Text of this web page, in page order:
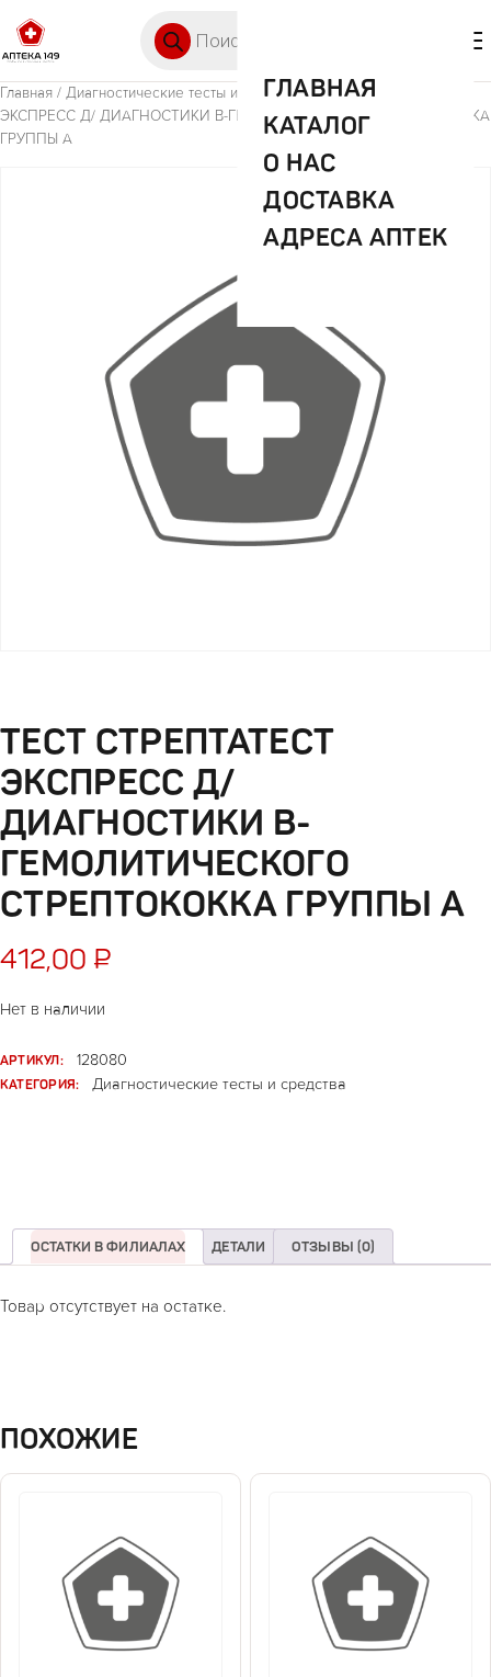
ГЛАВНАЯ
КАТАЛОГ
О НАС
ДОСТАВКА
АДРЕСА АПТЕК
Главная / Диагностические тесты и средства/ ТЕСТ СТРЕПТАТЕСТ
ЭКСПРЕСС Д/ ДИАГНОСТИКИ В-ГЕМОЛИТИЧЕСКОГО СТРЕПТОКОККА
ГРУППЫ А
ТЕСТ СТРЕПТАТЕСТ
ЭКСПРЕСС Д/
ДИАГНОСТИКИ В-
ГЕМОЛИТИЧЕСКОГО
СТРЕПТОКОККА ГРУППЫ А
412,00 ₽
Нет в наличии
АРТИКУЛ:
128080
КАТЕГОРИЯ:
Диагностические тесты и средства
ОСТАТКИ В ФИЛИАЛАХ ДЕТАЛИ ОТЗЫВЫ (0)
Товар отсутствует на остатке.
ПОХОЖИЕ